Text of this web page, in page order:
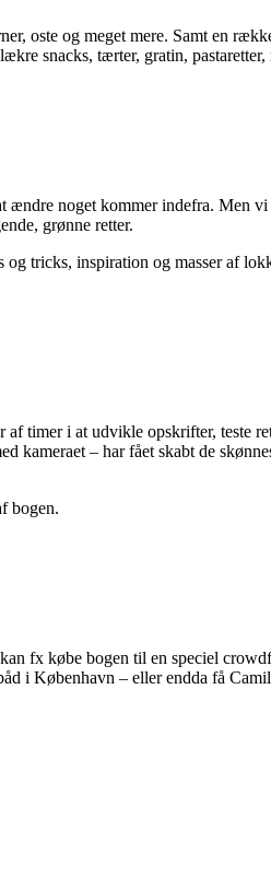
oste og meget mere. Samt en
snacks, tærter, gratin,
noget kommer indefra. Men
grønne retter.
tricks, inspiration og masser af
timer i at udvikle opskrifter, teste
kameraet – har fået skabt de
bogen.
fx købe bogen til en speciel
i København – eller endda få